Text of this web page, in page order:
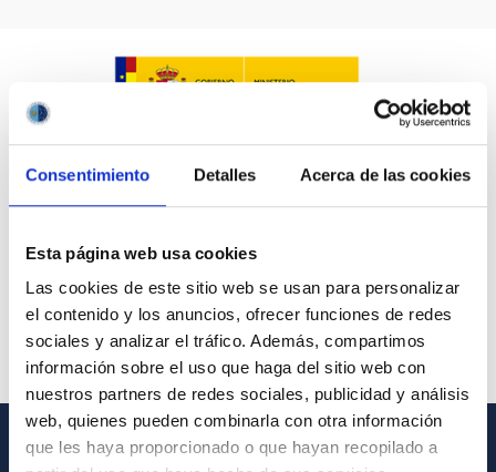
Consentimiento Detalles Acerca de las cookies
Esta página web usa cookies
Las cookies de este sitio web se usan para personalizar
el contenido y los anuncios, ofrecer funciones de redes
sociales y analizar el tráfico. Además, compartimos
información sobre el uso que haga del sitio web con
nuestros partners de redes sociales, publicidad y análisis
web, quienes pueden combinarla con otra información
que les haya proporcionado o que hayan recopilado a